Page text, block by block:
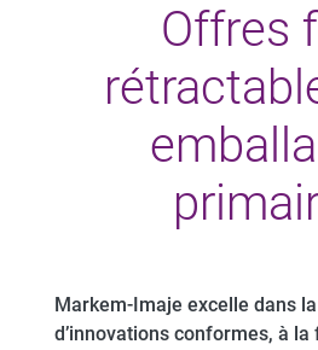
Offres
Markem-Imaje excelle dans
d’innovations conformes, à